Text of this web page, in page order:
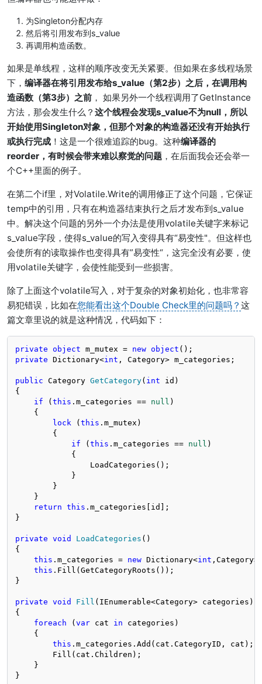
为Singleton分配内存
然后将引用发布到s_value
再调用构造函数。
如果是单线程，这样的顺序改变无关紧要。但如果在多线程场景
下， 编译器在将引用发布给s_value（第2步）之后，在调用构
造函数（第3步）之前 ， 如果另外一个线程调用了GetInstance
方法，那会发生什么？ 这个线程会发现s_value不为null，所以
开始使用Singleton对象，但那个对象的构造器还没有开始执行
或执行完成 ！这是一个很难追踪的bug。这种编译器的
reorder，有时候会带来难以察觉的问题 ，在后面我会还会举一
个C++里面的例子。
在第二个if里，对Volatile.Write的调用修正了这个问题，它保证
temp中的引用，只有在构造器结束执行之后才发布到s_value
中。解决这个问题的另外一个办法是使用volatile关键字来标记
s_value字段，使得s_value的写入变得具有“易变性"。但这样也
会使所有的读取操作也变得具有”易变性“，这完全没有必要，使
用volatile关键字，会使性能受到一些损害。
除了上面这个volatile写入，对于复杂的对象初始化，也非常容
易犯错误，比如在您能看出这个Double Check里的问题吗？ 这
篇文章里说的就是这种情况，代码如下：
private object m_mutex = new object
private Dictionary<int , Category> m_categories;
public Category GetCategory( int id )
{
if (this .m_categories == null )
    {
lock (this .m_mutex)
        {
if (this .m_categories == null )
            {
                LoadCategories();
            }
        }
    }
return this .m_categories[id];
}
private void LoadCategories ()
{
this .m_categories = new Dictionary<int
this .Fill(GetCategoryRoots());
}
private void Fill ( IEnumerable<Category> categories )
{
foreach (var cat in categories)
    {
this .m_categories.Add(cat.CategoryID, cat);
        Fill(cat.Children);
    }
}